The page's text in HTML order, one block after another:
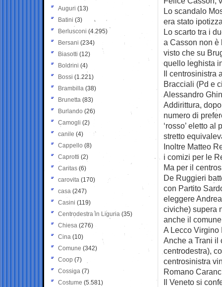
Lo scandalo
era stato
Lo scarto tra i
a Casson non è
visto che su
quello leghista
Il centrosinistra
Bracciali (Pd e
Alessandro
Addirittura,
numero di
‘rosso’ eletto
stretto
Inoltre Matteo
i comizi per le
Ma per il
De Ruggieri
con Partito
eleggere
civiche) supera
anche il
A Lecco Virgino
Anche a Trani il
centrodestra),
centrosinistra
Romano
Il Veneto si
Auguri (13)
Batini (3)
Berlusconi (4.295)
Bersani (234)
Biasotti (12)
Boldrini (4)
Bossi (1.221)
Brambilla (38)
Brunetta (83)
Burlando (26)
Camogli (2)
canile (4)
Cappello (8)
Caprotti (2)
Caritas (6)
carovita (170)
casa (247)
Casini (119)
Centrodestra in Liguria (35)
Chiesa (276)
Cina (10)
Comune (342)
Coop (7)
Cossiga (7)
Costume (5.581)